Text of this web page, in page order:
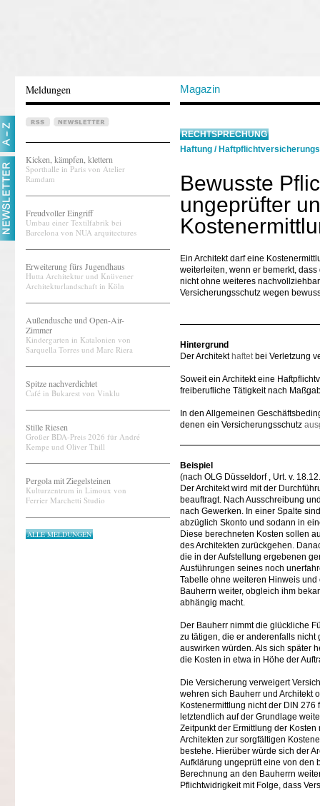
Meldungen Magazin
Kicken, kämpfen, klettern
Sporthalle in Paris von Atelier
Ramdam
Freudvoller Eingriff
Umbau einer Textilfabrik bei
Barcelona von NUA arquitectures
Erweiterung fürs Jugendhaus
Hutta Architektur und Knüvener
Architekturlandschaft in Köln
Außendusche und Open-Air-
Zimmer
Kindergarten in Katalonien von
Sarquella Torres und Marc Riera
Spitze nachverdichtet
Café in Bukarest von Vinklu
Stille Riesen
Großer BDA-Preis 2026 für André
Kempe und Oliver Thill
Pergola mit Ziegelsteinen
Kulturzentrum in Limoux von
Ferrier Marchetti Studio
ALLE MELDUNGEN
RECHTSPRECHUNG
Haftung /
Bewusste
ungeprüfter
Ein Architekt darf eine
weiterleiten, wenn er bemerkt,
nicht ohne weiteres
Versicherungsschutz wegen
Hintergrund
Der Architekt haftetbei Verletzung
Soweit ein Architekt eine
freiberufliche Tätigkeit nach
In den Allgemeinen
denen ein Versicherungsschutz
Beispiel
(nach OLG Düsseldorf , Urt. v.
Der Architekt wird mit der
beauftragt. Nach Ausschreibung
nach Gewerken. In einer Spalte
abzüglich Skonto und sodann in
Diese berechneten Kosten sollen
des Architekten zurückgehen.
die in der Aufstellung ergebenen
Ausführungen seines noch
Tabelle ohne weiteren Hinweis
Bauherrn weiter, obgleich ihm
abhängig macht.
Der Bauherr nimmt die glückliche
zu tätigen, die er anderenfalls
auswirken würden. Als sich später
die Kosten in etwa in Höhe der
Die Versicherung verweigert
wehren sich Bauherr und Architekt
Kostenermittlung nicht der DIN
letztendlich auf der Grundlage
Zeitpunkt der Ermittlung der
Architekten zur sorgfältigen
bestehe. Hierüber würde sich der
Aufklärung ungeprüft eine von den
Berechnung an den Bauherrn
Pflichtwidrigkeit mit Folge, dass